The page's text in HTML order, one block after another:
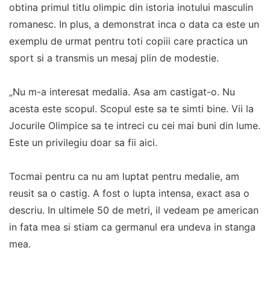
obtina primul titlu olimpic din istoria inotului masculin
romanesc. In plus, a demonstrat inca o data ca este un
exemplu de urmat pentru toti copiii care practica un
sport si a transmis un mesaj plin de modestie.
„Nu m-a interesat medalia. Asa am castigat-o. Nu
acesta este scopul. Scopul este sa te simti bine. Vii la
Jocurile Olimpice sa te intreci cu cei mai buni din lume.
Este un privilegiu doar sa fii aici.
Tocmai pentru ca nu am luptat pentru medalie, am
reusit sa o castig. A fost o lupta intensa, exact asa o
descriu. In ultimele 50 de metri, il vedeam pe american
in fata mea si stiam ca germanul era undeva in stanga
mea.